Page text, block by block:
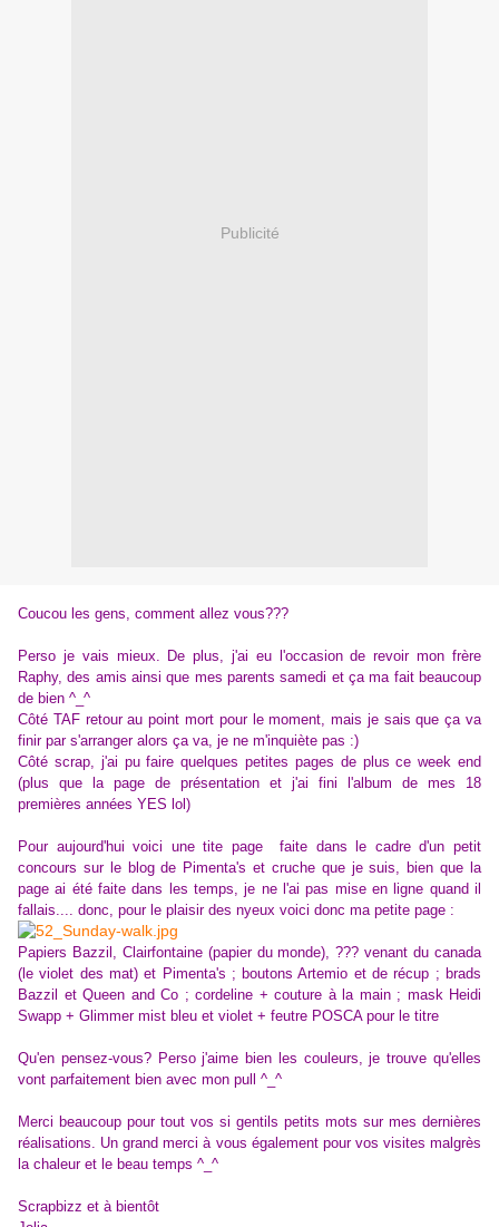
Publicité
Coucou les gens, comment allez vous???
Perso je vais mieux. De plus, j'ai eu l'occasion de revoir mon frère
Raphy, des amis ainsi que mes parents samedi et ça ma fait beaucoup
de bien ^_^
Côté TAF retour au point mort pour le moment, mais je sais que ça va
finir par s'arranger alors ça va, je ne m'inquiète pas :)
Côté scrap, j'ai pu faire quelques petites pages de plus ce week end
(plus que la page de présentation et j'ai fini l'album de mes 18
premières années YES lol)
Pour aujourd'hui voici une tite page faite dans le cadre d'un petit
concours sur le blog de Pimenta's et cruche que je suis, bien que la
page ai été faite dans les temps, je ne l'ai pas mise en ligne quand il
fallais.... donc, pour le plaisir des nyeux voici donc ma petite page :
Papiers Bazzil, Clairfontaine (papier du monde), ??? venant du canada
(le violet des mat) et Pimenta's ; boutons Artemio et de récup ; brads
Bazzil et Queen and Co ; cordeline + couture à la main ; mask Heidi
Swapp + Glimmer mist bleu et violet + feutre POSCA pour le titre
Qu'en pensez-vous? Perso j'aime bien les couleurs, je trouve qu'elles
vont parfaitement bien avec mon pull ^_^
Merci beaucoup pour tout vos si gentils petits mots sur mes dernières
réalisations. Un grand merci à vous également pour vos visites malgrès
la chaleur et le beau temps ^_^
Scrapbizz et à bientôt